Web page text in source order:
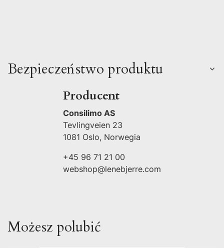
Bezpieczeństwo produktu
Producent
Consilimo AS
Tevlingveien 23
1081 Oslo, Norwegia
+45 96 71 21 00
webshop@lenebjerre.com
Możesz polubić